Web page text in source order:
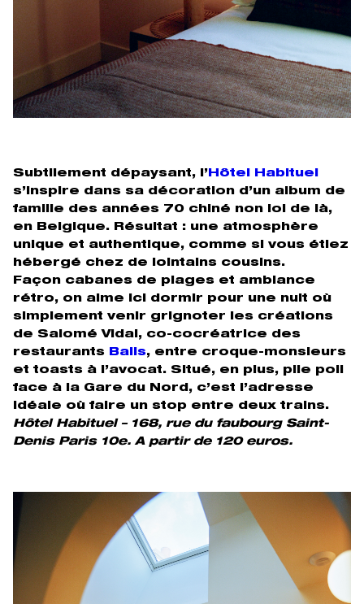
Subtilement dépaysant, l’Hôtel Habituel
s’inspire dans sa décoration d’un album de
famille des années 70 chiné non loi de là,
en Belgique. Résultat : une atmosphère
unique et authentique, comme si vous étiez
hébergé chez de lointains cousins.
Façon cabanes de plages et ambiance
rétro, on aime ici dormir pour une nuit où
simplement venir grignoter les créations
de Salomé Vidal, co-cocréatrice des
restaurants Balls, entre croque-monsieurs
et toasts à l’avocat. Situé, en plus, pile poil
face à la Gare du Nord, c’est l’adresse
idéale où faire un stop entre deux trains.
Hôtel Habituel – 168, rue du faubourg Saint-
Denis Paris 10e. A partir de 120 euros.